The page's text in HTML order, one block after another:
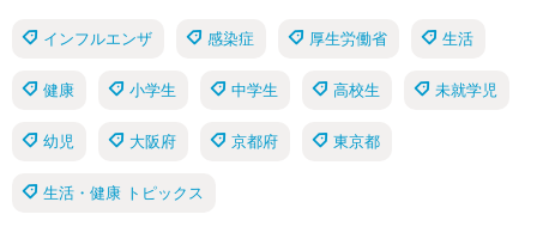
インフルエンザ 感染症 厚生労働省 生活
健康 小学生 中学生 高校生 未就学児
幼児 大阪府 京都府 東京都
生活・健康 トピックス